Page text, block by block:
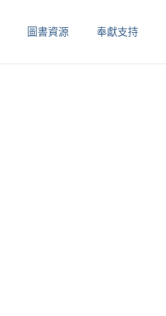
圖書資源 奉獻支持